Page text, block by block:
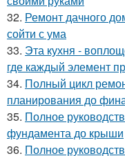
32. Ремонт дачного
сойти с ума
33. Эта кухня -
где каждый элемент
34. Полный цикл
планирования до
35. Полное
фундамента до крыши
36. Полное